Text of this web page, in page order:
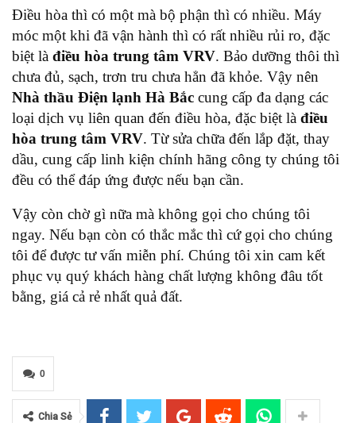
Điều hòa thì có một mà bộ phận thì có nhiều. Máy
móc một khi đã vận hành thì có rất nhiều rủi ro, đặc
biệt là điều hòa trung tâm VRV. Bảo dưỡng thôi thì
chưa đủ, sạch, trơn tru chưa hẳn đã khỏe. Vậy nên
Nhà thầu Điện lạnh Hà Bắc cung cấp đa dạng các
loại dịch vụ liên quan đến điều hòa, đặc biệt là điều
hòa trung tâm VRV. Từ sửa chữa đến lắp đặt, thay
dầu, cung cấp linh kiện chính hãng công ty chúng tôi
đều có thể đáp ứng được nếu bạn cần.
Vậy còn chờ gì nữa mà không gọi cho chúng tôi
ngay. Nếu bạn còn có thắc mắc thì cứ gọi cho chúng
tôi để được tư vấn miễn phí. Chúng tôi xin cam kết
phục vụ quý khách hàng chất lượng không đâu tốt
bằng, giá cả rẻ nhất quả đất.
0
Chia Sẻ